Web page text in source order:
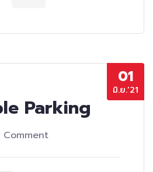
01
มิ.ย.’21
Parking
Comment